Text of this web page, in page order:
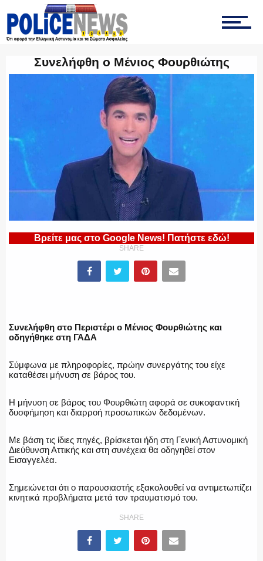
ΤΡΟΧΑΙΑ
ΕΛΛΗΝΙΚΗ ΑΣΤΥΝΟΜΙΑ
ΛΙΜΕΝΙΚΟ
ΕΝΟΠΛΕΣ ΔΥΝΑΜΕΙΣ
Συνελήφθη ο Μένιος Φουρθιώτης
Βρείτε μας στο Google News! Πατήστε εδώ!
SHARE
Συνελήφθη στο Περιστέρι ο Μένιος Φουρθιώτης και
οδηγήθηκε στη ΓΑΔΑ
Σύμφωνα με πληροφορίες, πρώην συνεργάτης του είχε
καταθέσει μήνυση σε βάρος του.
Η μήνυση σε βάρος του Φουρθιώτη αφορά σε συκοφαντική
δυσφήμηση και διαρροή προσωπικών δεδομένων.
Με βάση τις ίδιες πηγές, βρίσκεται ήδη στη Γενική Αστυνομική
Διεύθυνση Αττικής και στη συνέχεια θα οδηγηθεί στον
Εισαγγελέα.
Σημειώνεται ότι ο παρουσιαστής εξακολουθεί να αντιμετωπίζει
κινητικά προβλήματα μετά τον τραυματισμό του.
SHARE